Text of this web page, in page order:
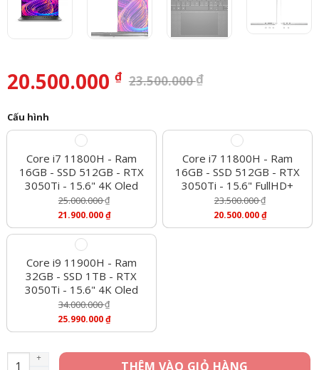
20.500.000 ₫ 23.500.000₫
Cấu hình
Core i7 11800H - Ram
16GB - SSD 512GB - RTX
3050Ti - 15.6" 4K Oled
25.000.000₫
Gốc
Là:
21.900.000₫
Giá
Là:
21.900.000 ₫.
Core i7 11800H - Ram
16GB - SSD 512GB - RTX
3050Ti - 15.6" FullHD+
23.500.000₫
Gốc
20.500.000₫
Giá
Core i9 11900H - Ram
32GB - SSD 1TB - RTX
3050Ti - 15.6" 4K Oled
34.000.000₫
Gốc
34.000.000 ₫.
25.990.000₫
Giá
Tại
Là:
Dell XPS 9510 - Core i7 11800H, Ram 16GB, SSD 512GB, RTX
THÊM VÀO GIỎ HÀNG